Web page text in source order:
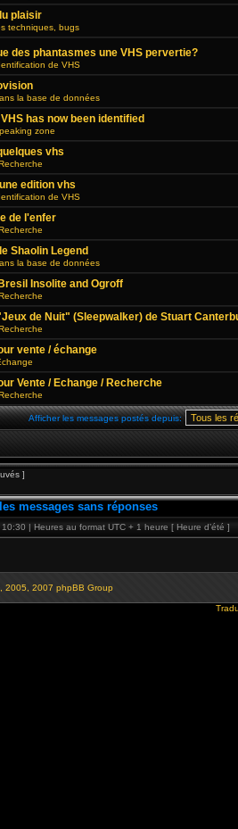
plaisir
techniques, bugs
des phantasmes une VHS pervertie?
de VHS
la base de données
has now been identified
zone
vhs
edition vhs
de VHS
de l'enfer
Shaolin Legend
la base de données
Insolite and Ogroff
de Nuit" (Sleepwalker) de Stuart
vente / échange
Vente / Echange / Recherche
Afficher les messages postés depuis:
]
messages sans réponses
| Heures au format UTC + 1 heure [ Heure d’été ]
2005, 2007 phpBB Group